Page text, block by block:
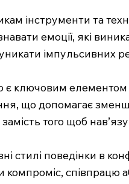
інструменти та
емоції, які
імпульсивних
ключовим елементом
що допомагає
того щоб
стилі поведінки в
співпрацю